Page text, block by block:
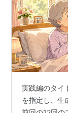
実践編のタイ
を指定し、生